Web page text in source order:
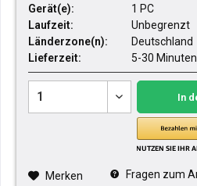
Gerät(e):
1 PC
Laufzeit:
Unbegrenzt
Länderzone(n):
Deutschland
Lieferzeit:
5-30 Minuten
In
Merken Fragen zum